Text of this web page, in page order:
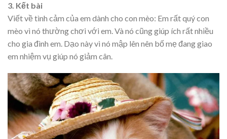
3. Kết bài
Viết về tình cảm của em dành cho con mèo: Em rất quý con
mèo vì nó thường chơi với em. Và nó cũng giúp ích rất nhiều
cho gia đình em. Dạo này vì nó mập lên nên bố mẹ đang giao
em nhiệm vụ giúp nó giảm cân.